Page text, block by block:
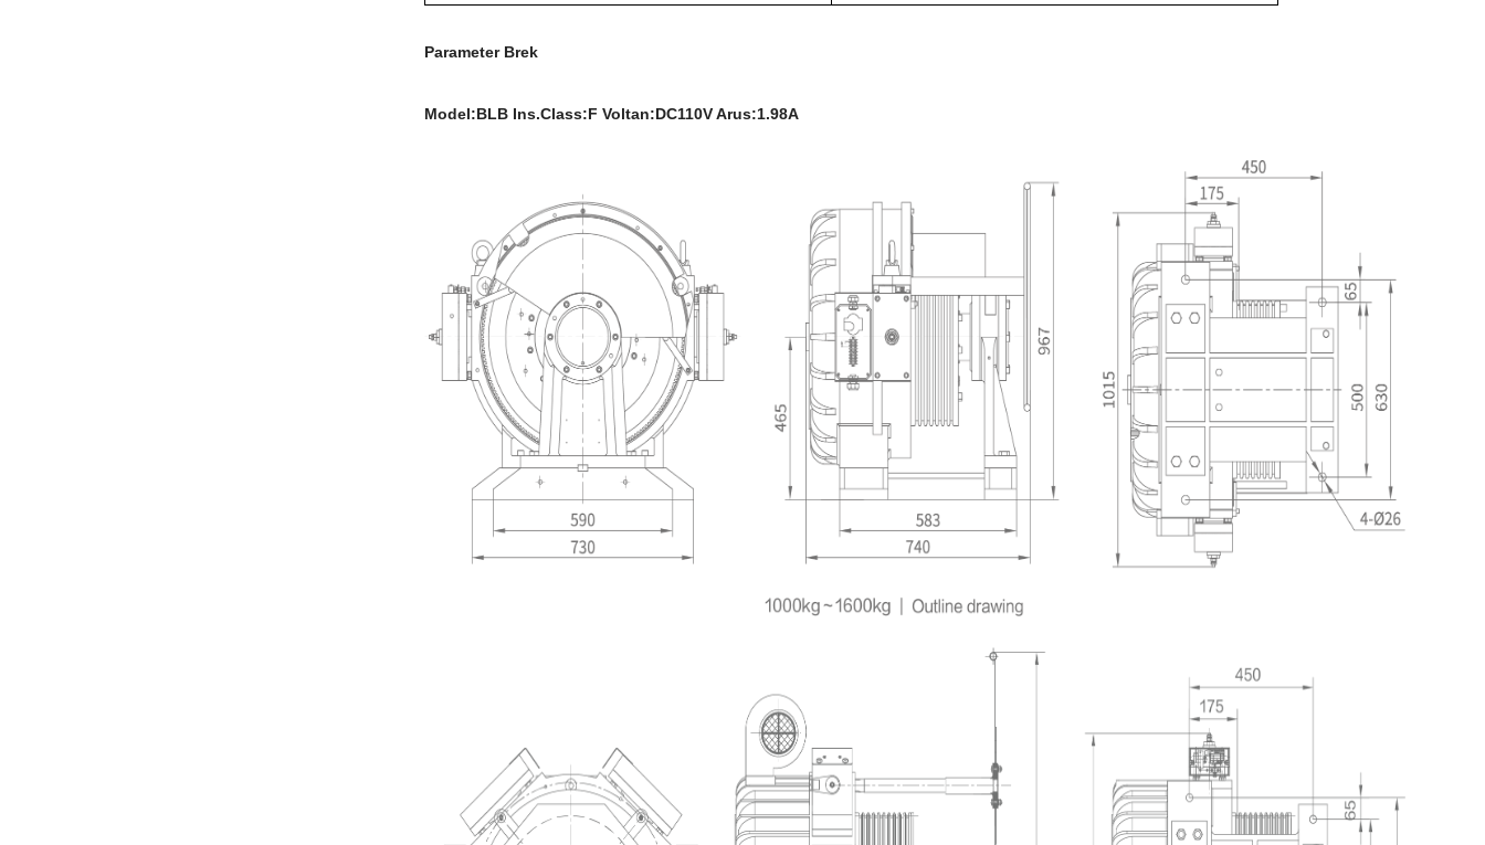
Parameter Brek
Model:BLB Ins.Class:F Voltan:DC110V Arus:1.98A